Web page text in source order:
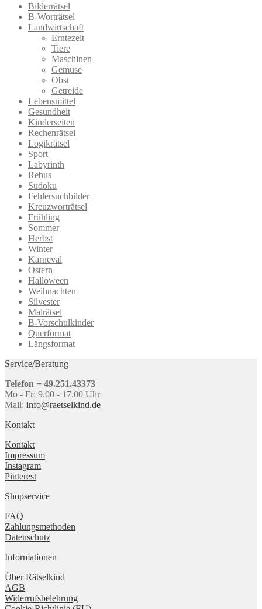
Bilderrätsel
B-Worträtsel
Landwirtschaft
Erntezeit
Tiere
Maschinen
Gemüse
Obst
Getreide
Lebensmittel
Gesundheit
Kinderseiten
Rechenrätsel
Logikrätsel
Sport
Labyrinth
Rebus
Sudoku
Fehlersuchbilder
Kreuzworträtsel
Frühling
Sommer
Herbst
Winter
Karneval
Ostern
Halloween
Weihnachten
Silvester
Malrätsel
B-Vorschulkinder
Querformat
Längsformat
Service/Beratung
Telefon + 49.251.43373
Mo - Fr: 9.00 - 17.00 Uhr
Mail: info@raetselkind.de
Kontakt
Kontakt
Impressum
Instagram
Pinterest
Shopservice
FAQ
Zahlungsmethoden
Datenschutz
Informationen
Über Rätselkind
AGB
Widerrufsbelehrung